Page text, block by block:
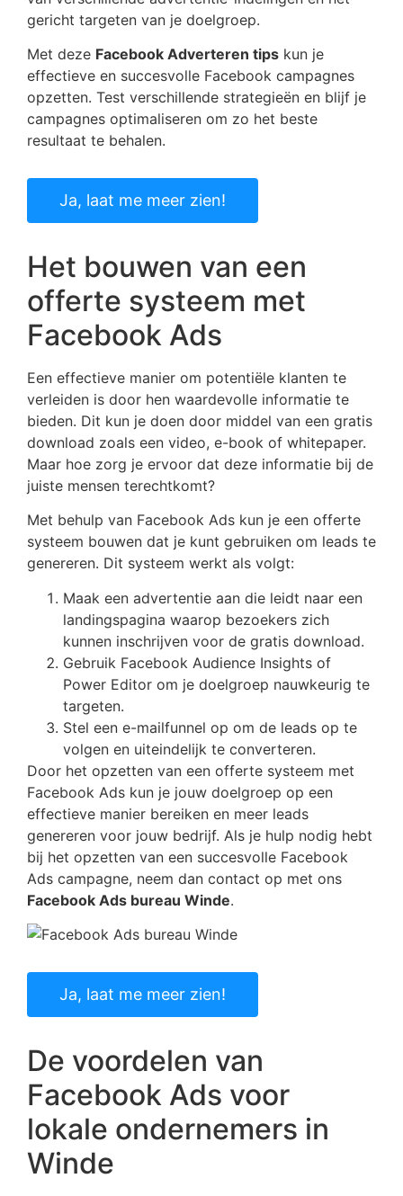
gericht targeten van je doelgroep.
Met deze Facebook Adverteren tips kun je
effectieve en succesvolle Facebook campagnes
opzetten. Test verschillende strategieën en blijf je
campagnes optimaliseren om zo het beste
resultaat te behalen.
Ja, laat me meer zien!
Het bouwen van een
offerte systeem met
Facebook Ads
Een effectieve manier om potentiële klanten te
verleiden is door hen waardevolle informatie te
bieden. Dit kun je doen door middel van een gratis
download zoals een video, e-book of whitepaper.
Maar hoe zorg je ervoor dat deze informatie bij de
juiste mensen terechtkomt?
Met behulp van Facebook Ads kun je een offerte
systeem bouwen dat je kunt gebruiken om leads te
genereren. Dit systeem werkt als volgt:
Maak een advertentie aan die leidt naar een
landingspagina waarop bezoekers zich
kunnen inschrijven voor de gratis download.
Gebruik Facebook Audience Insights of
Power Editor om je doelgroep nauwkeurig te
targeten.
Stel een e-mailfunnel op om de leads op te
volgen en uiteindelijk te converteren.
Door het opzetten van een offerte systeem met
Facebook Ads kun je jouw doelgroep op een
effectieve manier bereiken en meer leads
genereren voor jouw bedrijf. Als je hulp nodig hebt
bij het opzetten van een succesvolle Facebook
Ads campagne, neem dan contact op met ons
Facebook Ads bureau Winde.
Ja, laat me meer zien!
De voordelen van
Facebook Ads voor
lokale ondernemers in
Winde